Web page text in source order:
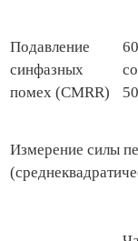
Подавление
синфазных
помех (CMRR)
Измерение силы